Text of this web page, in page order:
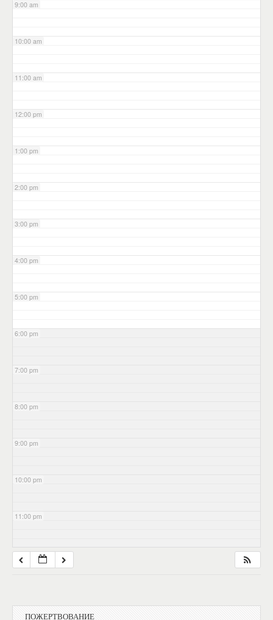
9:00 am
10:00 am
11:00 am
12:00 pm
1:00 pm
2:00 pm
3:00 pm
4:00 pm
5:00 pm
6:00 pm
7:00 pm
8:00 pm
9:00 pm
10:00 pm
11:00 pm
ПОЖЕРТВОВАНИЕ